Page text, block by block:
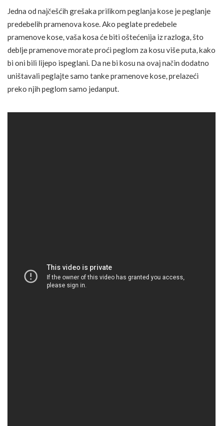
Jedna od najčešćih grešaka prilikom peglanja kose je peglanje
predebelih pramenova kose. Ako peglate predebele
pramenove kose, vaša kosa će biti oštećenija iz razloga, što
deblje pramenove morate proći peglom za kosu više puta, kako
bi oni bili lijepo ispeglani. Da ne bi kosu na ovaj način dodatno
uništavali peglajte samo tanke pramenove kose, prelazeći
preko njih peglom samo jedanput.